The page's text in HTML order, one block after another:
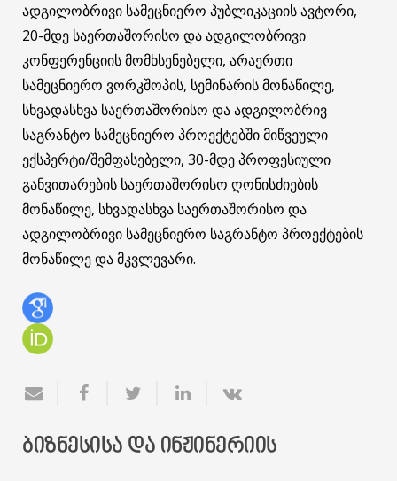
ადგილობრივი სამეცნიერო პუბლიკაციის ავტორი,
20-მდე საერთაშორისო და ადგილობრივი
კონფერენციის მომხსენებელი, არაერთი
სამეცნიერო ვორკშოპის, სემინარის მონაწილე,
სხვადასხვა საერთაშორისო და ადგილობრივ
საგრანტო სამეცნიერო პროექტებში მიწვეული
ექსპერტი/შემფასებელი, 30-მდე პროფესიული
განვითარების საერთაშორისო ღონისძიების
მონაწილე, სხვადასხვა საერთაშორისო და
ადგილობრივი სამეცნიერო საგრანტო პროექტების
მონაწილე და მკვლევარი.
ᲑᲘᲖᲜᲔᲡᲘᲡᲐ ᲓᲐ ᲘᲜᲟᲘᲜᲔᲠᲘᲘᲡ